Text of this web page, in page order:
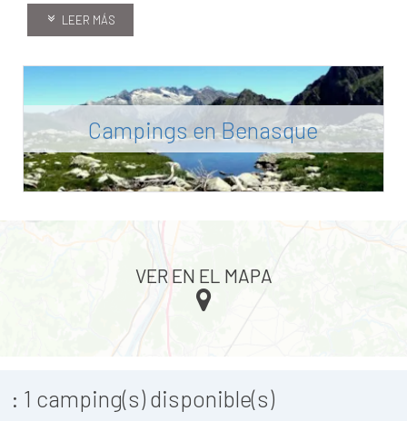
LEER MÁS
Campings en Benasque
: 1 camping(s) disponible(s)
VER EN EL MAPA